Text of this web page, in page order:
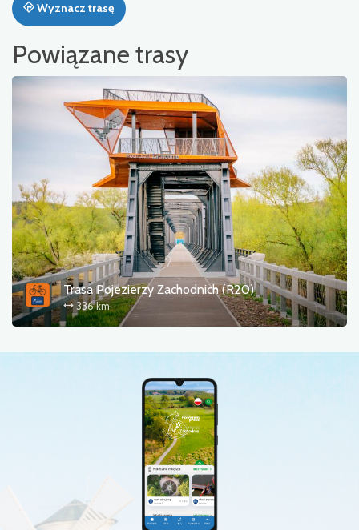
Wyznacz trasę
Powiązane trasy
Trasa Pojezierzy Zachodnich (R20)
336 km